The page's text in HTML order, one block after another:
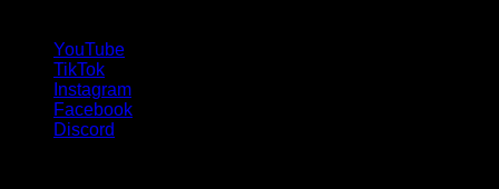
YouTube
TikTok
Instagram
Facebook
Discord